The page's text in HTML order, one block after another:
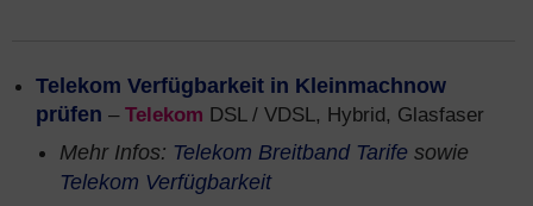
Telekom Verfügbarkeit in Kleinmachnow
prüfen – Telekom DSL / VDSL, Hybrid, Glasfaser
Mehr Infos: Telekom Breitband Tarife sowie
Telekom Verfügbarkeit